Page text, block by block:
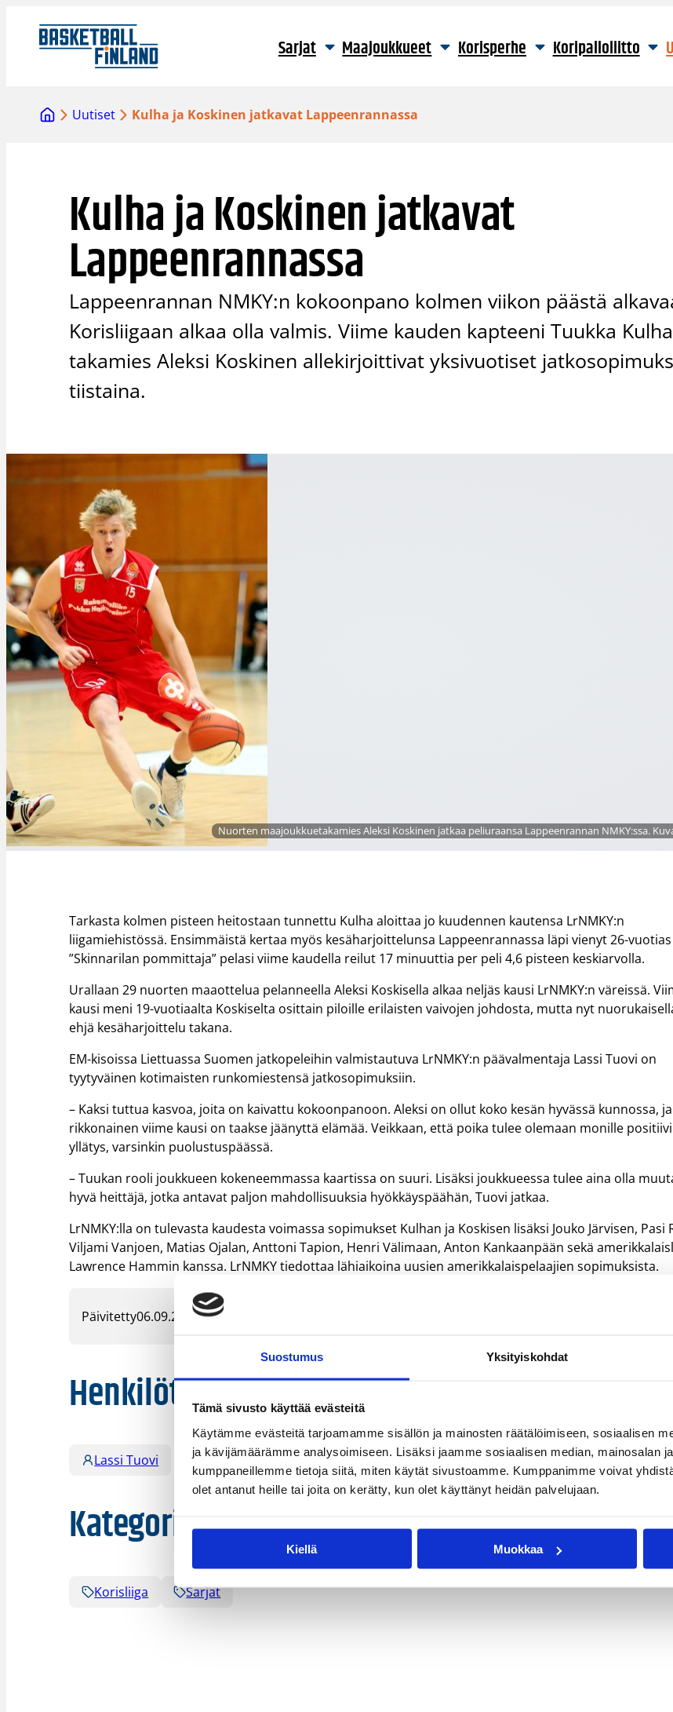
Suostumus Yksityiskohdat
Tämä sivusto käyttää evästeitä
Käytämme evästeitä tarjoamamme sisällön ja mainosten räätälöimiseen, sosiaalisen
ja kävijämäärämme analysoimiseen. Lisäksi jaamme sosiaalisen median, mainosalan
kumppaneillemme tietoja siitä, miten käytät sivustoamme. Kumppanimme voivat
olet antanut heille tai joita on kerätty, kun olet käyttänyt heidän palvelujaan.
Kiellä Muokkaa
sisältöön
Sarjat Maajoukkueet Korisperhe Koripalloliitto
Uutiset Kulha ja Koskinen jatkavat Lappeenrannassa
Kulha ja Koskinen jatkavat
Lappeenrannassa
Lappeenrannan NMKY:n kokoonpano kolmen viikon päästä
Korisliigaan alkaa olla valmis. Viime kauden kapteeni Tuukka
takamies Aleksi Koskinen allekirjoittivat yksivuotiset
tiistaina.
Nuorten maajoukkuetakamies Aleksi Koskinen jatkaa peliuraansa Lappeenrannan NMKY:ssa.
Tarkasta kolmen pisteen heitostaan tunnettu Kulha aloittaa jo kuudennen kautensa LrNMKY:n
liigamiehistössä. Ensimmäistä kertaa myös kesäharjoittelunsa Lappeenrannassa läpi vienyt 26-vuotias
”Skinnarilan pommittaja” pelasi viime kaudella reilut 17 minuuttia per peli 4,6 pisteen keskiarvolla.
Urallaan 29 nuorten maaottelua pelanneella Aleksi Koskisella alkaa neljäs kausi LrNMKY:n väreissä.
kausi meni 19-vuotiaalta Koskiselta osittain piloille erilaisten vaivojen johdosta, mutta nyt
ehjä kesäharjoittelu takana.
EM-kisoissa Liettuassa Suomen jatkopeleihin valmistautuva LrNMKY:n päävalmentaja Lassi Tuovi on
tyytyväinen kotimaisten runkomiestensä jatkosopimuksiin.
– Kaksi tuttua kasvoa, joita on kaivattu kokoonpanoon. Aleksi on ollut koko kesän hyvässä kunnossa, ja
rikkonainen viime kausi on taakse jäänyttä elämää. Veikkaan, että poika tulee olemaan monille
yllätys, varsinkin puolustuspäässä.
– Tuukan rooli joukkueen kokeneemmassa kaartissa on suuri. Lisäksi joukkueessa tulee aina olla
hyvä heittäjä, jotka antavat paljon mahdollisuuksia hyökkäyspäähän, Tuovi jatkaa.
LrNMKY:lla on tulevasta kaudesta voimassa sopimukset Kulhan ja Koskisen lisäksi Jouko Järvisen, Pasi
Viljami Vanjoen, Matias Ojalan, Anttoni Tapion, Henri Välimaan, Anton Kankaanpään sekä
Lawrence Hammin kanssa. LrNMKY tiedottaa lähiaikoina uusien amerikkalaispelaajien sopimuksista.
Päivitetty06.09.2011
Henkilöt
Lassi Tuovi
Kategoriat
Korisliiga Sarjat